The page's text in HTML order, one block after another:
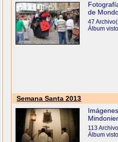
de
47
Álbum
Semana Santa 2013
113
Álbum